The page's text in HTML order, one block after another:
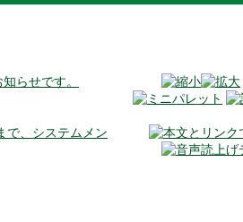
らせです。
で、システムメン